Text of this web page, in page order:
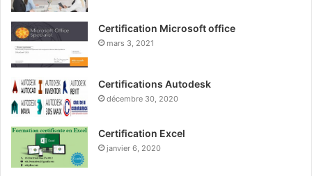
Certification Microsoft office
mars 3, 2021
Certifications Autodesk
décembre 30, 2020
Certification Excel
janvier 6, 2020